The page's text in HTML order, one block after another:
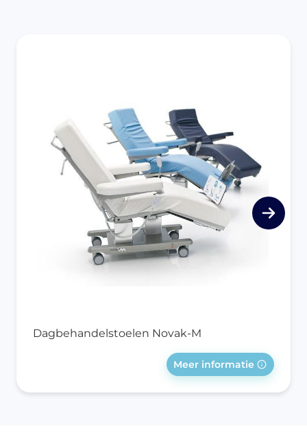
Dagbehandelstoelen Novak-M
Meer informatie